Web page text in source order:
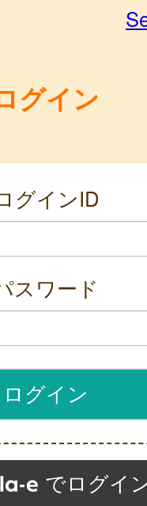
グイン
グインID
スワード
でログイ